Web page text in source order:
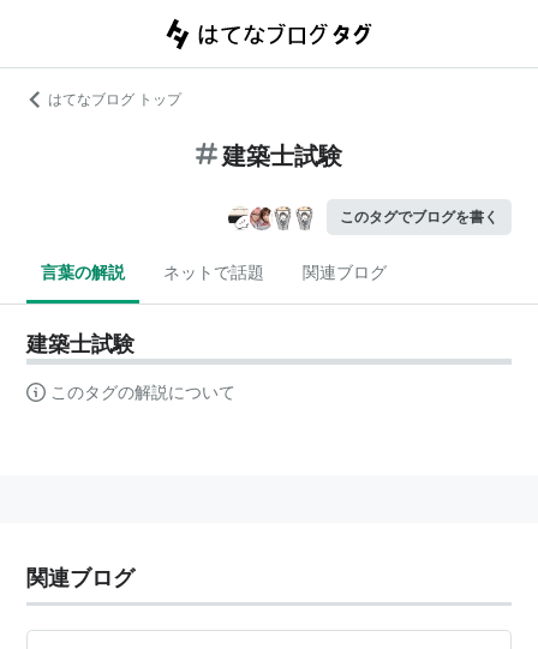
はてなブログ トップ
建築士試験
このタグでブログを書く
言葉の解説 ネットで話題 関連ブログ
建築士試験
このタグの解説について
関連ブログ